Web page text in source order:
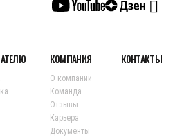
КОМПАНИЯ
О компании
Команда
Отзывы
Карьера
Документы
КОНТАКТЫ